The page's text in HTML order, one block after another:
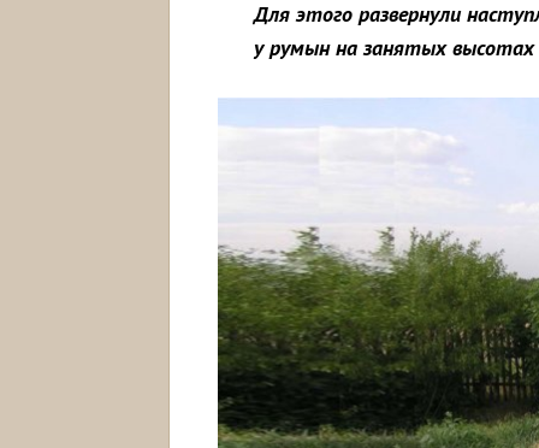
Для этого развернули
у румын на занятых высотах